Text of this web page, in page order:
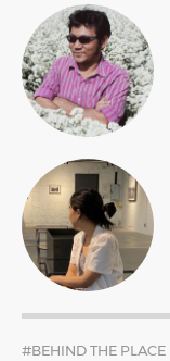
#BEHIND THE PLACE